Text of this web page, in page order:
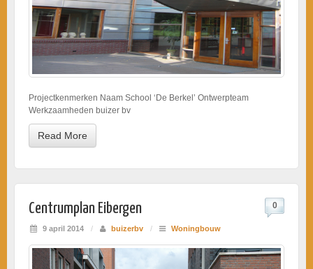
Projectkenmerken Naam School ‘De Berkel’ Ontwerpteam
Werkzaamheden buizer bv
Read More
Centrumplan Eibergen
9 april 2014 / buizerbv / Woningbouw
0